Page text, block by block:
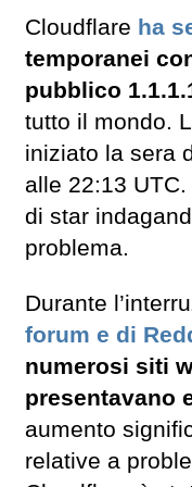
Cloudflare ha
temporanei
pubblico
tutto il mondo.
iniziato la sera
alle 22:13
di star
problema.
Durante
forum e di
numerosi siti
presentavano
aumento
relative a